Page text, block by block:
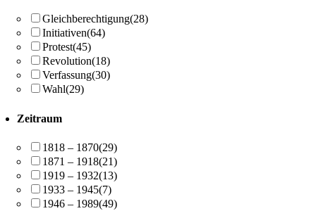
Gleichberechtigung(28)
Initiativen(64)
Protest(45)
Revolution(18)
Verfassung(30)
Wahl(29)
Zeitraum
1818 – 1870(29)
1871 – 1918(21)
1919 – 1932(13)
1933 – 1945(7)
1946 – 1989(49)